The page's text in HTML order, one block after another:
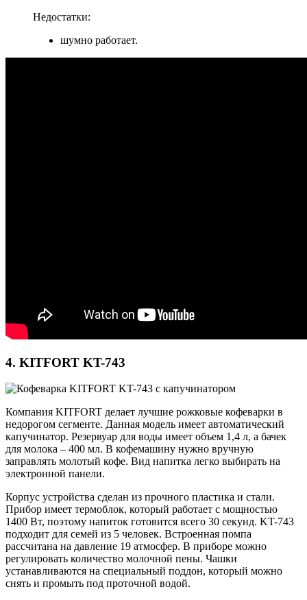
Недостатки:
шумно работает.
4. KITFORT KT-743
Компания KITFORT делает лучшие рожковые кофеварки в
недорогом сегменте. Данная модель имеет автоматический
капучинатор. Резервуар для воды имеет объем 1,4 л, а бачек
для молока – 400 мл. В кофемашину нужно вручную
заправлять молотый кофе. Вид напитка легко выбирать на
электронной панели.
Корпус устройства сделан из прочного пластика и стали.
Прибор имеет термоблок, который работает с мощностью
1400 Вт, поэтому напиток готовится всего 30 секунд. KT-743
подходит для семей из 5 человек. Встроенная помпа
рассчитана на давление 19 атмосфер. В приборе можно
регулировать количество молочной пены. Чашки
устанавливаются на специальный поддон, который можно
снять и промыть под проточной водой.